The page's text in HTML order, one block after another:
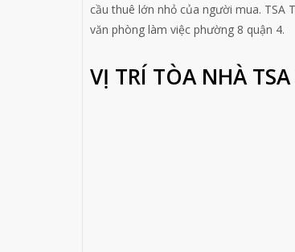
cầu thuê lớn nhỏ của người mua. TSA
văn phòng làm việc phường 8 quận 4.
VỊ TRÍ TÒA NHÀ